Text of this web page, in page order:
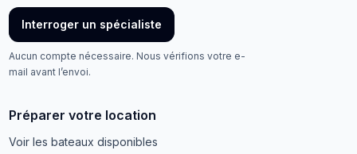
Interroger un spécialiste
Aucun compte nécessaire. Nous vérifions votre e-
mail avant l’envoi.
Préparer votre location
Voir les bateaux disponibles